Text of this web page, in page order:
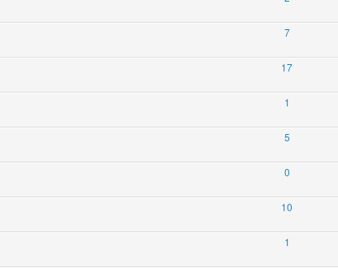
7
17
1
5
0
10
1